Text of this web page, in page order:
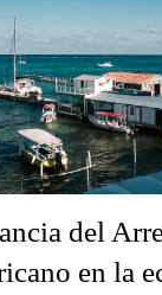
del
en la